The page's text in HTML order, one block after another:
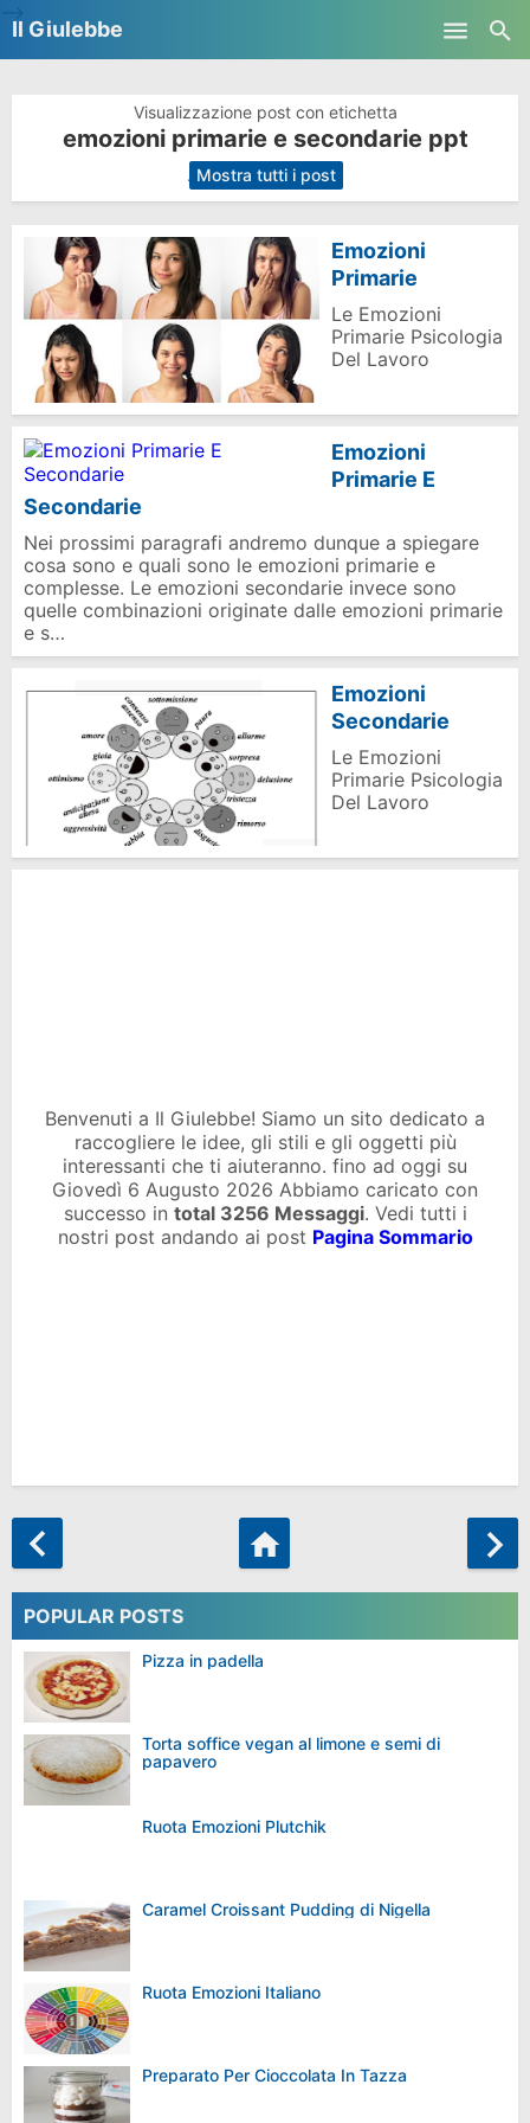
Il Giulebbe
Visualizzazione post con etichetta
emozioni primarie e secondarie ppt
. Mostra tutti i post
Emozioni
Primarie
Le Emozioni
Primarie Psicologia
Del Lavoro
Emozioni
Primarie E
Secondarie
Nei prossimi paragrafi andremo dunque a spiegare
cosa sono e quali sono le emozioni primarie e
complesse. Le emozioni secondarie invece sono
quelle combinazioni originate dalle emozioni primarie
e s…
Emozioni
Secondarie
Le Emozioni
Primarie Psicologia
Del Lavoro
Benvenuti a Il Giulebbe! Siamo un sito dedicato a
raccogliere le idee, gli stili e gli oggetti più
interessanti che ti aiuteranno. fino ad oggi su
Giovedì 6 Augusto 2026 Abbiamo caricato con
successo in total 3256 Messaggi. Vedi tutti i
nostri post andando ai post Pagina Sommario
POPULAR POSTS
Pizza in padella
Torta soffice vegan al limone e semi di
papavero
Ruota Emozioni Plutchik
Caramel Croissant Pudding di Nigella
Ruota Emozioni Italiano
Preparato Per Cioccolata In Tazza